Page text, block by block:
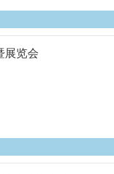
展览会